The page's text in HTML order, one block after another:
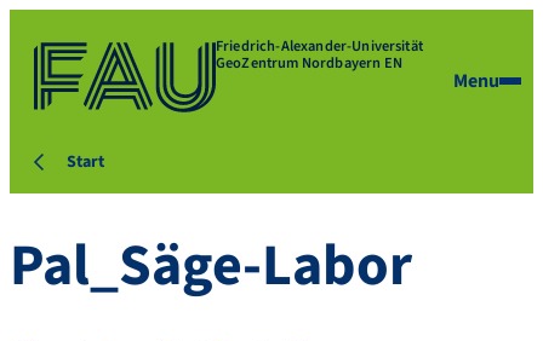
Friedrich-Alexander-Universität
GeoZentrum Nordbayern EN
Menu
Start
Pal_Säge-Labor